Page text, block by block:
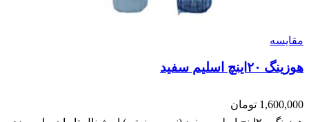
مقایسه
هوزینگ ۲۰اینچ اسلیم سفید
1,600,000 تومان